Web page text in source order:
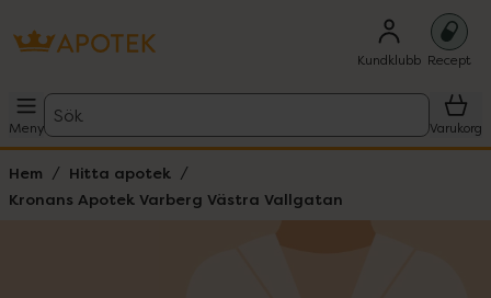
Kundklubb Recept
Meny
Sök
Varukorg
Hem
Hitta apotek
Kronans Apotek Varberg Västra Vallgatan